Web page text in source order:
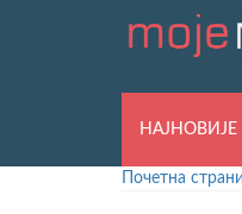
НАЈНОВИЈЕ
Почетна